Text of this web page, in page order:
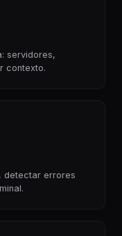
servidores,
contexto.
detectar errores